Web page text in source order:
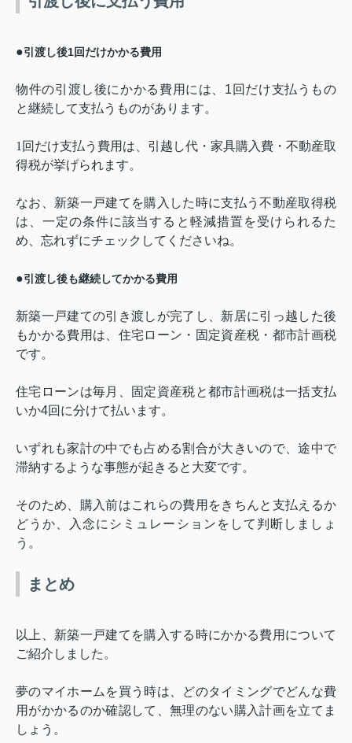
●引渡し後1回だけかかる費用
物件の引渡し後にかかる費用には、 1 回だけ支払うもの
と継続して支払うものがあります。
1 回だけ支払う費用は、引越し代・家具購入費・不動産取
得税が挙げられます。
なお、新築一戸建てを購入した時に支払う不動産取得税
は、一定の条件に該当すると軽減措置を受けられるた
め、忘れずにチェックしてくださいね。
●引渡し後も継続してかかる費用
新築一戸建ての引き渡しが完了し、新居に引っ越した後
もかかる費用は、住宅ローン・固定資産税・都市計画税
です。
住宅ローンは毎月、固定資産税と都市計画税は一括支払
いか4回に分けて払います。
いずれも家計の中でも占める割合が大きいので、途中で
滞納するような事態が起きると大変です。
そのため、購入前はこれらの費用をきちんと支払えるか
どうか、入念にシミュレーションをして判断しましょ
う。
まとめ
以上、 新築一戸建てを購入する時にかかる費用について
ご紹介しま した。
夢のマイホームを買う時は、どのタイミングでどんな費
用がかかるのか確認して、無理のない購入計画を立てま
しょう。